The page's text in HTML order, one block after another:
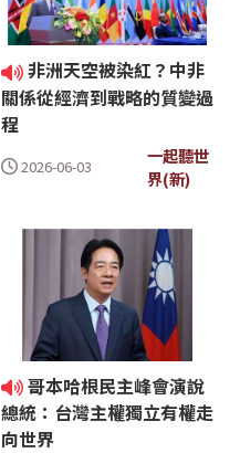
非洲天空被染紅？中非
關係從經濟到戰略的質變過
程
2026-06-03
一起聽世
界(新)
哥本哈根民主峰會演說
總統：台灣主權獨立有權走
向世界